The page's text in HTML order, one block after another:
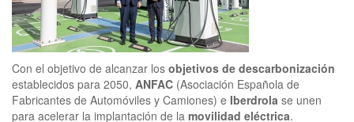
Con el objetivo de alcanzar los objetivos de descarbonización
establecidos para 2050, ANFAC (Asociación Española de
Fabricantes de Automóviles y Camiones) e Iberdrola se unen
para acelerar la implantación de la movilidad eléctrica.